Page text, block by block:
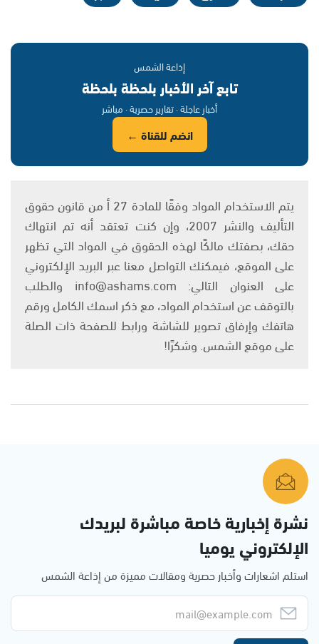
إذاعة الشمس
تابع آخر الأخبار بلحظة بلحظة
أخبار عاجلة · تقارير حصرية · مباشر
انضم للقناة ←
يتم الاستخدام المواد وفقًا للمادة 27 أ من قانون حقوق
التأليف والنشر 2007، وإن كنت تعتقد أنه تم انتهاك
حقك، بصفتك مالكًا لهذه الحقوق في المواد التي تظهر
على الموقع، فيمكنك التواصل معنا عبر البريد الإلكتروني
على العنوان التالي: info@ashams.com والطلب
بالتوقف عن استخدام المواد، مع ذكر اسمك الكامل ورقم
هاتفك وإرفاق تصوير للشاشة ورابط للصفحة ذات الصلة
على موقع الشمس. وشكرًا!
نشرة إخبارية خاصة مباشرة لبريدك
الإلكتروني يوميا
استلم اشعارات وأخبار حصرية ومقالات مميزة من إذاعة الشمس